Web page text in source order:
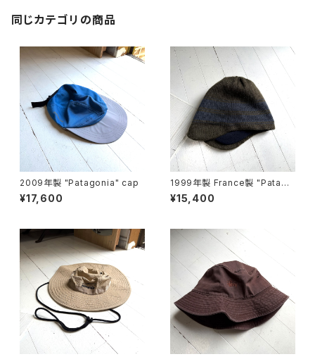
同じカテゴリの商品
2009年製 "Patagonia" cap
¥17,600
1999年製 France製 "Patago
nia" Polar cap
¥15,400